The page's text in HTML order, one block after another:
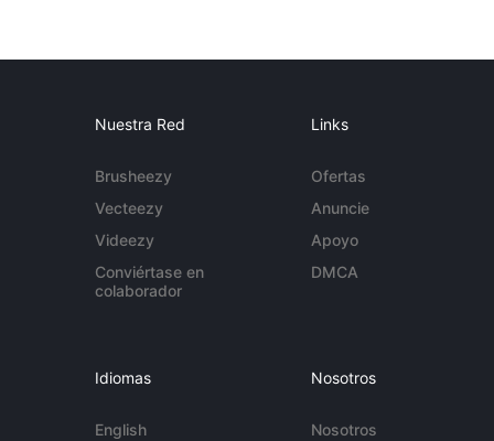
Nuestra Red
Brusheezy
Vecteezy
Videezy
Conviértase en
colaborador
Links
Ofertas
Anuncie
Apoyo
DMCA
Idiomas
English
Nosotros
Nosotros